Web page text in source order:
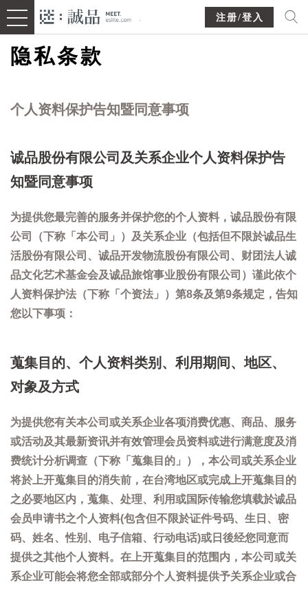
注册/登入
隐私条款
个人资料保护告知暨同意事项
诚品股份有限公司及关系企业个人资料保护告
知暨同意事项
为提供您最完善的服务并保护您的个人资料，诚品股份有限
公司（下称「本公司」）及关系企业（包括但不限於诚品生
活股份有限公司、诚品开发物流股份有限公司、财团法人诚
品文化艺术基金会及诚品旅馆事业股份有限公司）谨此依个
人资料保护法（下称「个资法」）第8条及第9条规定，告知
您以下事项：
蒐集目的、个人资料类别、利用期间、地区、
对象及方式
为提供您有关本公司或关系企业各项消费优惠、商品、服务
或活动及其最新资讯并有效管理会员资料或进行满意度及消
费统计分析调查（下称「蒐集目的」），本公司或关系企业
将於上开蒐集目的消失前，在台湾地区或完成上开蒐集目的
之必要地区内，蒐集、处理、利用或国际传输您填载於诚品
会员申请书之个人资料(包含但不限於证件号码、生日、密
码、姓名、性别、电子信箱、行动电话)或日後经您同意而
提供之其他个人资料。在上开蒐集目的范围内，本公司或关
系企业可能会将您全部或部分个人资料提供予关系企业或合